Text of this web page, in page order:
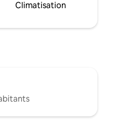
voisines. *Voir la note
Climatisation